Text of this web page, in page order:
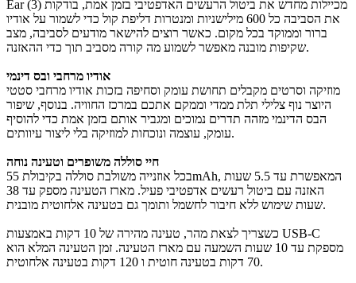
Ear (3) מכיילות מחדש את ביטול הרעשים האדפטיבי בזמן אמת, בודקות
את הסביבה כל 600 מילישניות ומנטרות דליפת קול כדי לשמור על אודיו
ברור וממוקד בכל מקום. כאשר רוצים להישאר מודעים לסביבה, מצב
שקיפות מובנה מאפשר לשמוע מה קורה מסביב תוך כדי ההאזנה.
אודיו מרחבי ובס דינמי
מוזיקה וסרטים מקבלים תחושת עומק וסחיפה בזכות אודיו מרחבי סטטי
היוצר נוף צלילי תלת ממדי וממקם אתכם במרכז החוויה. בנוסף, שיפור
הבס הדינמי מזהה תדרים נמוכים ומגביר אותם בזמן אמת כדי להוסיף
עומק, עוצמה ונוכחות למוזיקה בלי ליצור עיוותים.
חיי סוללה משופרים וטעינה נוחה
בכל אוזנייה משולבת סוללה בקיבולת 55mAh, המאפשרת עד 5.5 שעות
האזנה עם ביטול רעשים אדפטיבי פעיל. מארז הטעינה מספק עד 38
שעות שימוש ללא חיבור לחשמל ותומך גם בטעינה אלחוטית מובנית.
כשצריך לצאת מהר, טעינה מהירה של 10 דקות באמצעות USB-C
מספקת עד 10 שעות השמעה עם מארז הטעינה. זמן הטעינה המלא הוא
70 דקות בטעינה חוטית ו 120 דקות בטעינה אלחוטית.